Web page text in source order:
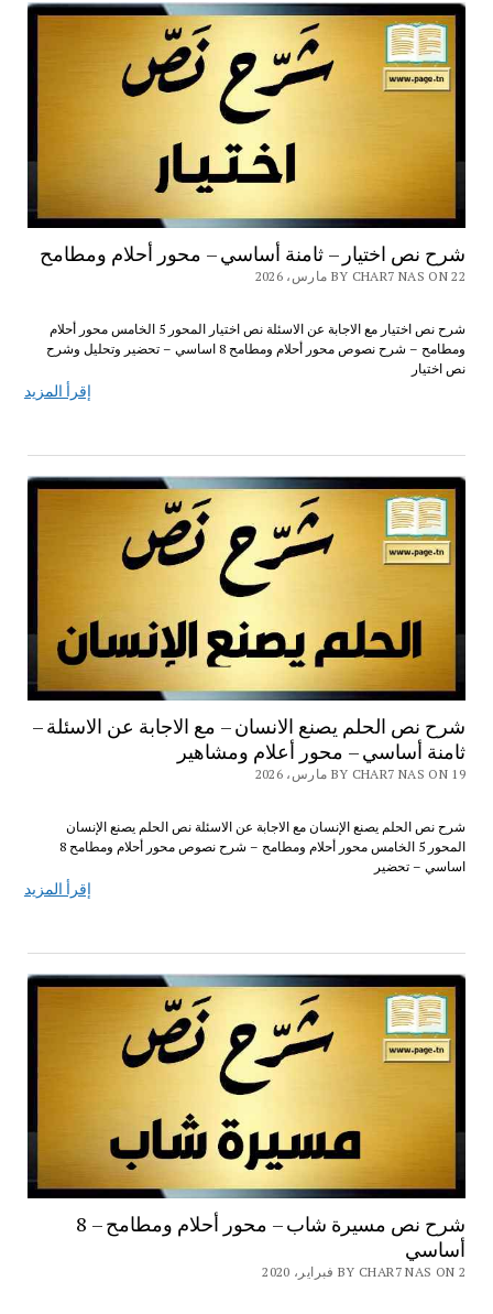
شرح نص اختيار – ثامنة أساسي – محور أحلام ومطامح
BY CHAR7 NAS ON 22 مارس، 2026
شرح نص اختيار مع الاجابة عن الاسئلة نص اختيار المحور 5 الخامس محور أحلام
ومطامح – شرح نصوص محور أحلام ومطامح 8 اساسي – تحضير وتحليل وشرح
نص اختيار
إقرأ المزيد
شرح نص الحلم يصنع الانسان – مع الاجابة عن الاسئلة –
ثامنة أساسي – محور أعلام ومشاهير
BY CHAR7 NAS ON 19 مارس، 2026
شرح نص الحلم يصنع الإنسان مع الاجابة عن الاسئلة نص الحلم يصنع الإنسان
المحور 5 الخامس محور أحلام ومطامح – شرح نصوص محور أحلام ومطامح 8
اساسي – تحضير
إقرأ المزيد
شرح نص مسيرة شاب – محور أحلام ومطامح – 8
أساسي
BY CHAR7 NAS ON 2 فبراير، 2020